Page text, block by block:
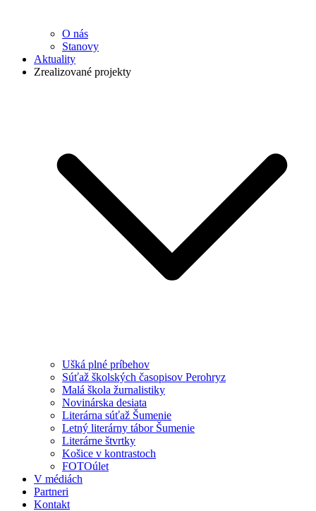
O nás
Stanovy
Aktuality
Zrealizované projekty
Ušká plné príbehov
Súťaž školských časopisov Perohryz
Malá škola žurnalistiky
Novinárska desiata
Literárna súťaž Šumenie
Letný literárny tábor Šumenie
Literárne štvrtky
Košice v kontrastoch
FOTOúlet
V médiách
Partneri
Kontakt